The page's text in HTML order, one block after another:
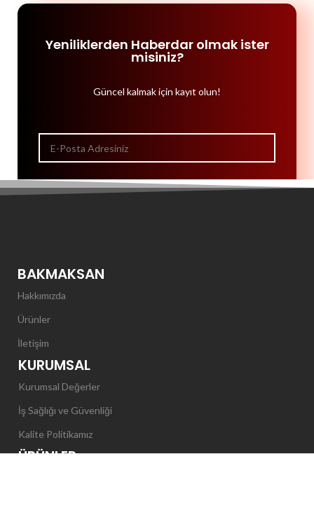
Yeniliklerden Haberdar olmak ister
misiniz?
Güncel kalmak için kayıt olun!
BAKMAKSAN
Hakkımızda
Ürünler
İletişim
KURUMSAL
Kurumsal Değerler
İş Sağlığı ve Güvenliği
Kalite Politikamız
ÜRÜNLER